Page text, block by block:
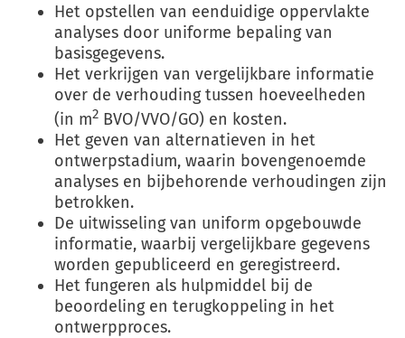
Het opstellen van eenduidige oppervlakte
analyses door uniforme bepaling van
basisgegevens.
Het verkrijgen van vergelijkbare informatie
over de verhouding tussen hoeveelheden
(in m2BVO/VVO/GO) en kosten.
Het geven van alternatieven in het
ontwerpstadium, waarin bovengenoemde
analyses en bijbehorende verhoudingen zijn
betrokken.
De uitwisseling van uniform opgebouwde
informatie, waarbij vergelijkbare gegevens
worden gepubliceerd en geregistreerd.
Het fungeren als hulpmiddel bij de
beoordeling en terugkoppeling in het
ontwerpproces.